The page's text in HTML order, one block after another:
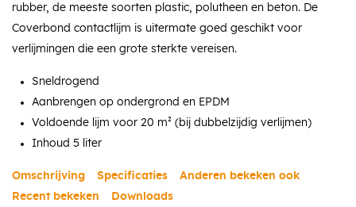
rubber, de meeste soorten plastic, polutheen en beton. De
Coverbond contactlijm is uitermate goed geschikt voor
verlijmingen die een grote sterkte vereisen.
Sneldrogend
Aanbrengen op ondergrond en EPDM
Voldoende lijm voor 20 m² (bij dubbelzijdig verlijmen)
Inhoud 5 liter
Omschrijving Specificaties
Anderen bekeken ook
Recent bekeken
Downloads